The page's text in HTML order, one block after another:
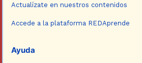
Actualízate en nuestros contenidos
Accede a la plataforma REDAprende
Ayuda